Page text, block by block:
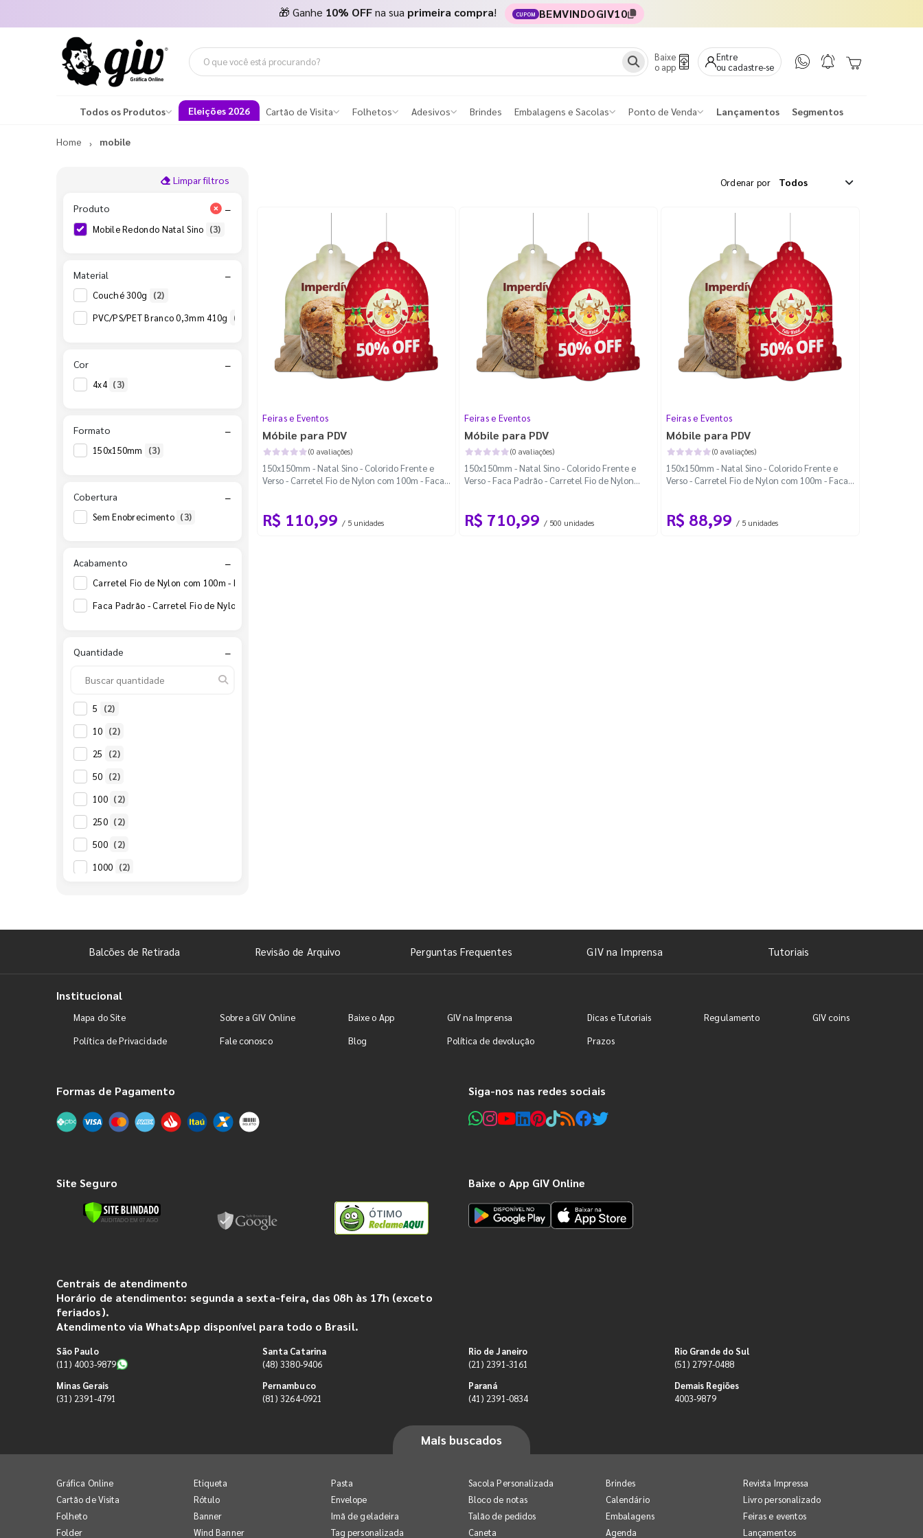
🎁 Ganhe 10% OFFna sua primeira compra! CUPOM BEMVINDOGIV10
Baixe
o app
Entre
ou cadastre-se
Todos os Produtos Eleições 2026 Cartão de Visita Folhetos Adesivos Brindes Embalagens e Sacolas Ponto de Venda Lançamentos Segmentos
Home mobile
Limpar filtros
Produto −
Mobile Redondo Natal Sino (3)
Material −
Couché 300g
(2)
PVC/PS/PET Branco 0,3mm 410g
(1)
Cor −
4x4 (3)
Formato −
150x150mm (3)
Cobertura −
Sem Enobrecimento (3)
Acabamento −
Carretel Fio de Nylon com 100m - Faca Padrão
Faca Padrão - Carretel Fio de Nylon com 100m
Quantidade −
5
(2)
10 (2)
25
(2)
50 (2)
100 (2)
250 (2)
500 (2)
1000 (2)
Ordenar por
Feiras e Eventos
Móbile para PDV
(0 avaliações)
150x150mm - Natal Sino - Colorido Frente e
Verso - Carretel Fio de Nylon com 100m - Faca
R$ 110,99 / 5 unidades
Feiras e Eventos
Móbile para PDV
(0 avaliações)
150x150mm - Natal Sino - Colorido Frente e
Verso - Faca Padrão - Carretel Fio de Nylon
R$ 710,99 / 500 unidades
Feiras e Eventos
Móbile para PDV
(0 avaliações)
150x150mm - Natal Sino - Colorido Frente e
Verso - Carretel Fio de Nylon com 100m - Faca
R$ 88,99 / 5 unidades
Balcões de Retirada Revisão de Arquivo Perguntas Frequentes GIV na Imprensa Tutoriais
Institucional
Mapa do Site Sobre a GIV Online Baixe o App GIV na Imprensa Dicas e Tutoriais Regulamento
GIV coins
Política de Privacidade
Fale conosco Blog Política de devolução Prazos
Formas de Pagamento Siga-nos nas redes sociais
Site Seguro
ÓTIMO
Baixe o App GIV Online
Centrais de atendimento
Horário de atendimento: segunda a sexta-feira, das 08h às 17h (exceto
feriados).
Atendimento via WhatsApp disponível para todo o Brasil.
São Paulo
(11) 4003-9879
Minas Gerais
(31) 2391-4791
Santa Catarina
(48) 3380-9406
Pernambuco
(81) 3264-0921
Rio de Janeiro
(21) 2391-3161
Paraná
(41) 2391-0834
Rio Grande do Sul
(51) 2797-0488
Demais Regiões
4003-9879
Mais buscados
Gráfica Online
Cartão de Visita
Folheto
Folder
Etiqueta
Rótulo
Banner
Wind Banner
Pasta
Envelope
Imã de geladeira
Tag personalizada
Sacola Personalizada
Bloco de notas
Talão de pedidos
Caneta
Brindes
Calendário
Embalagens
Agenda
Revista Impressa
Livro personalizado
Feiras e eventos
Lançamentos